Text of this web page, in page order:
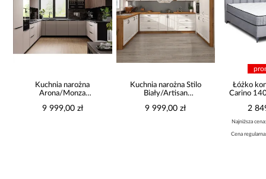
Kuchnia narożna
Arona/Monza
9 999,00 zł
Kuchnia narożna Stilo
Biały/Artisan
9 999,00 zł
Łóżko
Carino
2
Najniższa
Cena